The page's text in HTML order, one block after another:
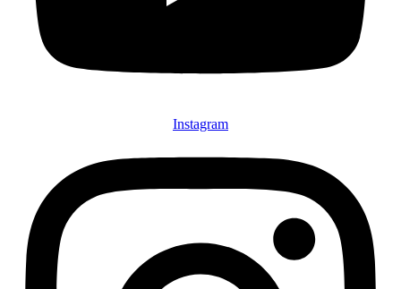
Instagram